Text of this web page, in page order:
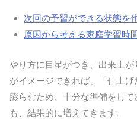
次回の予習ができる状態を
原因から考える家庭学習時
やり方に目星がつき、出来上が
がイメージできれば、「仕上
膨らむため、十分な準備をし
も、結果的に増えてきます。